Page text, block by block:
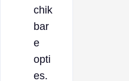
chik
bar
e
opti
es.